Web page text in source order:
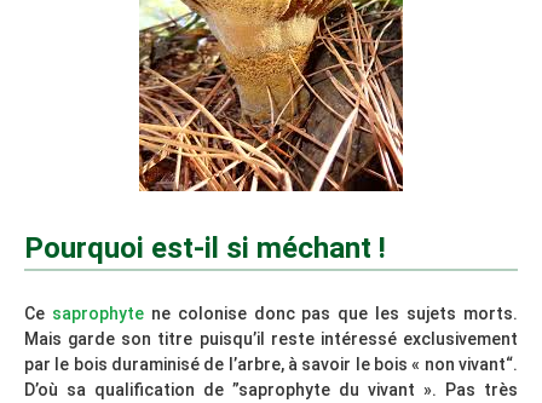
Pourquoi est-il si méchant !
Ce saprophytene colonise donc pas que les sujets morts.
Mais garde son titre puisqu’il reste intéressé exclusivement
par le bois duraminisé de l’arbre, à savoir le bois « non vivant“.
D’où sa qualification de ”saprophyte du vivant ». Pas très